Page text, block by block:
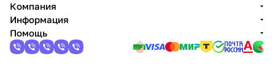
Компания
Информация
Помощь